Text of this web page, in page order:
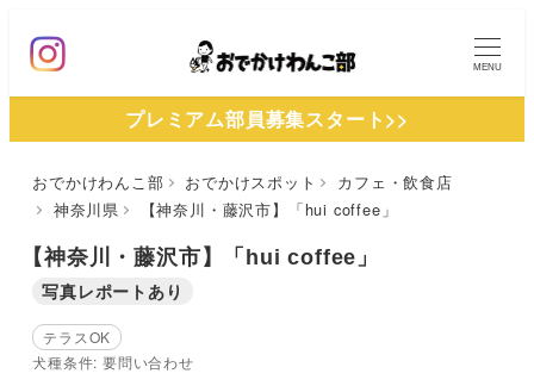
ン
MENU
プレミアム部員募集スタート>>
おでかけわんこ部 おでかけスポット
カフェ・飲食店
神奈川県
【神奈川・藤沢市】「hui coffee」
【神奈川・藤沢市】「hui coffee」
写真レポートあり
テラスOK
犬種条件: 要問い合わせ